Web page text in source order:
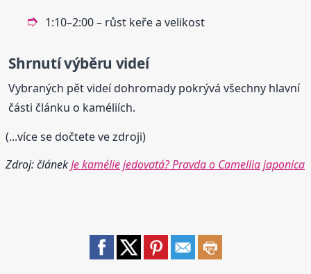
1:10–2:00 – růst keře a velikost
Shrnutí výběru videí
Vybraných pět videí dohromady pokrývá všechny hlavní
části článku o kaméliích.
(...více se dočtete ve zdroji)
Zdroj: článekJe kamélie jedovatá? Pravda o Camellia japonica